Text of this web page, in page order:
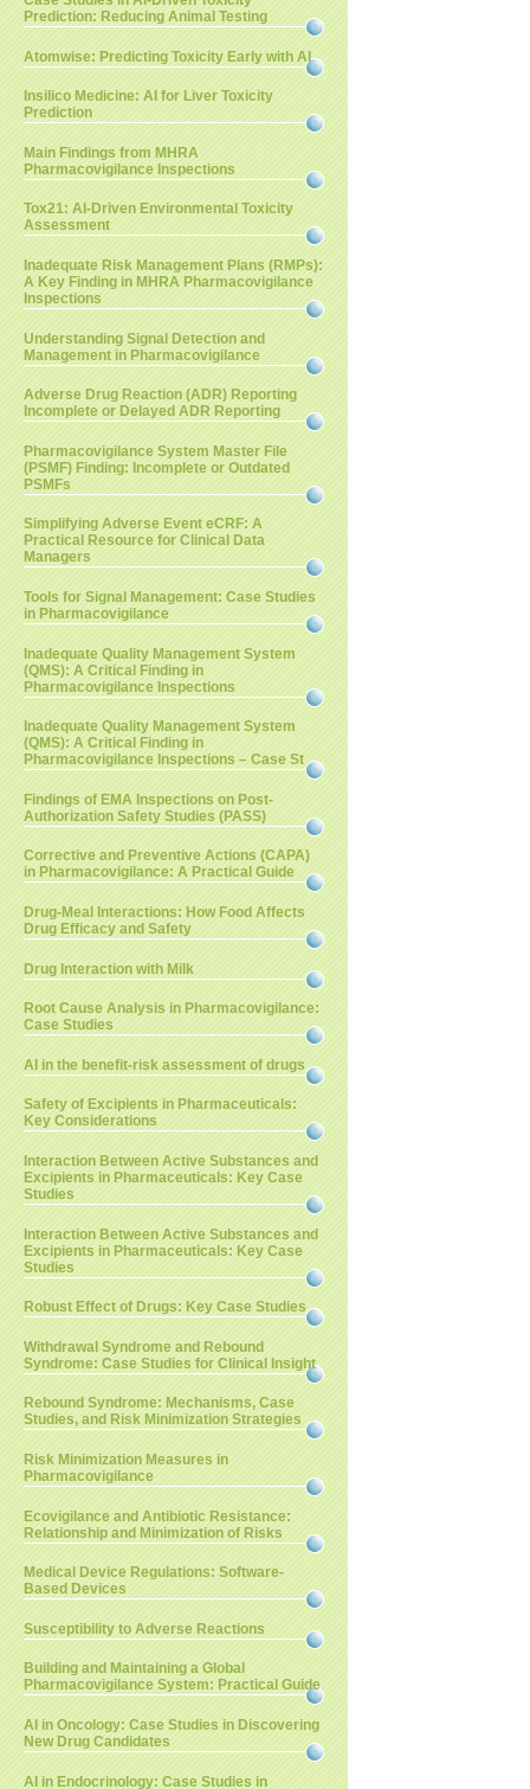
Prediction: Reducing Animal Testing
Atomwise: Predicting Toxicity Early with AI
Insilico Medicine: AI for Liver Toxicity
Prediction
Main Findings from MHRA
Pharmacovigilance Inspections
Tox21: AI-Driven Environmental Toxicity
Assessment
Inadequate Risk Management Plans (RMPs):
A Key Finding in MHRA Pharmacovigilance
Inspections
Understanding Signal Detection and
Management in Pharmacovigilance
Adverse Drug Reaction (ADR) Reporting
Incomplete or Delayed ADR Reporting
Pharmacovigilance System Master File
(PSMF) Finding: Incomplete or Outdated
PSMFs
Simplifying Adverse Event eCRF: A
Practical Resource for Clinical Data
Managers
Tools for Signal Management: Case Studies
in Pharmacovigilance
Inadequate Quality Management System
(QMS): A Critical Finding in
Pharmacovigilance Inspections
Inadequate Quality Management System
(QMS): A Critical Finding in
Pharmacovigilance Inspections – Case St
Findings of EMA Inspections on Post-
Authorization Safety Studies (PASS)
Corrective and Preventive Actions (CAPA)
in Pharmacovigilance: A Practical Guide
Drug-Meal Interactions: How Food Affects
Drug Efficacy and Safety
Drug Interaction with Milk
Root Cause Analysis in Pharmacovigilance:
Case Studies
AI in the benefit-risk assessment of drugs
Safety of Excipients in Pharmaceuticals:
Key Considerations
Interaction Between Active Substances and
Excipients in Pharmaceuticals: Key Case
Studies
Interaction Between Active Substances and
Excipients in Pharmaceuticals: Key Case
Studies
Robust Effect of Drugs: Key Case Studies
Withdrawal Syndrome and Rebound
Syndrome: Case Studies for Clinical Insight
Rebound Syndrome: Mechanisms, Case
Studies, and Risk Minimization Strategies
Risk Minimization Measures in
Pharmacovigilance
Ecovigilance and Antibiotic Resistance:
Relationship and Minimization of Risks
Medical Device Regulations: Software-
Based Devices
Susceptibility to Adverse Reactions
Building and Maintaining a Global
Pharmacovigilance System: Practical Guide
AI in Oncology: Case Studies in Discovering
New Drug Candidates
AI in Endocrinology: Case Studies in